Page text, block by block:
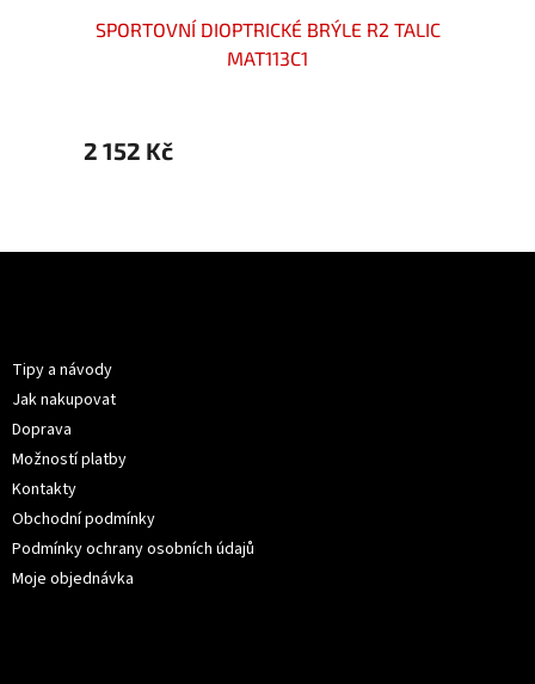
SPORTOVNÍ DIOPTRICKÉ BRÝLE R2 TALIC
MAT113C1
2 152 Kč
Tipy a návody
Jak nakupovat
Doprava
Možností platby
Kontakty
Obchodní podmínky
Podmínky ochrany osobních údajů
Moje objednávka